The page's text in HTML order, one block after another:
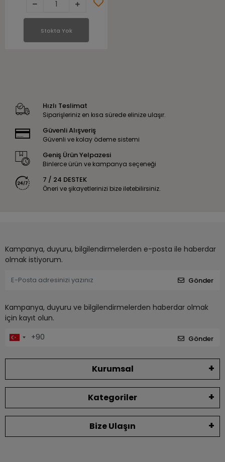
Stokta Yok
Hızlı Teslimat
Siparişleriniz en kısa sürede elinize ulaşır.
Güvenli Alışveriş
Güvenli ve kolay ödeme sistemi
Geniş Ürün Yelpazesi
Binlerce ürün ve kampanya seçeneği
7 / 24 DESTEK
Öneri ve şikayetlerinizi bize iletebilirsiniz.
Kampanya, duyuru, bilgilendirmelerden e-posta ile haberdar
olmak istiyorum.
Gönder
Kampanya, duyuru ve bilgilendirmelerden haberdar olmak
için kayıt olun.
Gönder
Kurumsal
Kategoriler
Bize Ulaşın